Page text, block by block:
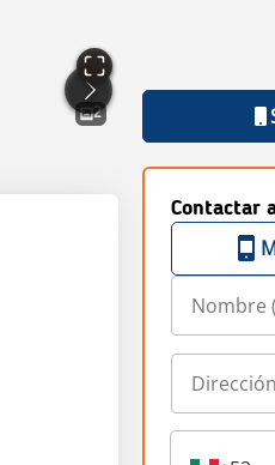
2
Contactar